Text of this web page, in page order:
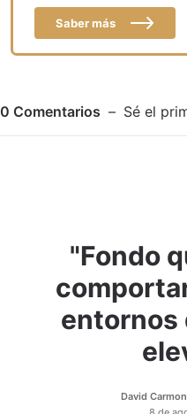
Saber más
0 Comentarios Sé el
"Fondo
entornos
David